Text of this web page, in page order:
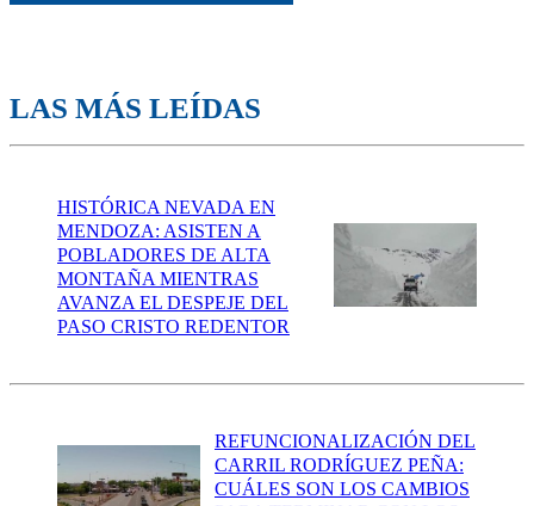
LAS MÁS LEÍDAS
HISTÓRICA NEVADA EN
MENDOZA: ASISTEN A
POBLADORES DE ALTA
MONTAÑA MIENTRAS
AVANZA EL DESPEJE DEL
PASO CRISTO REDENTOR
REFUNCIONALIZACIÓN DEL
CARRIL RODRÍGUEZ PEÑA:
CUÁLES SON LOS CAMBIOS